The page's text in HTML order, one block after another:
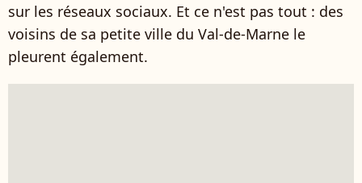
sur les réseaux sociaux. Et ce n'est pas tout : des
voisins de sa petite ville du Val-de-Marne le
pleurent également.